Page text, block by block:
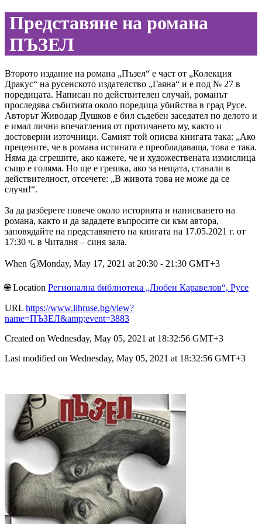
Представяне на романа
ПЪЗЕЛ
Второто издание на романа „Пъзел“ е част от „Колекция
Дракус“ на русенското издателство „Гаяна“ и е под № 27 в
поредицата. Написан по действителен случай, романът
проследява събитията около поредица убийства в град Русе.
Авторът Живодар Душков е бил съдебен заседател по делото и
е имал лични впечатления от протичането му, както и
достоверни източници. Самият той описва книгата така: „Ако
прецените, че в романа истината е преобладаваща, това е така.
Няма да сгрешите, ако кажете, че и художествената измислица
също е голяма. Но ще е грешка, ако за нещата, станали в
действителност, отсечете: „В живота това не може да се
случи!“.
За да разберете повече около историята и написването на
романа, както и да зададете въпросите си към автора,
заповядайте на представянето на книгата на 17.05.2021 г. от
17:30 ч. в Читалня – синя зала.
When 🕣︎Monday, May 17, 2021 at 20:30 - 21:30 GMT+3
🌐︎ Location Регионална библиотека „Любен Каравелов“, Русе
URL https://www.libruse.bg/view?
name=ПЪЗЕЛ&amp;event=3883
Created on Wednesday, May 05, 2021 at 18:32:56 GMT+3
Last modified on Wednesday, May 05, 2021 at 18:32:56 GMT+3